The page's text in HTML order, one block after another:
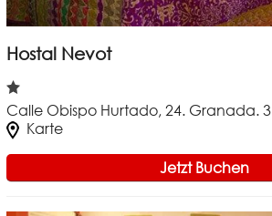
Hostal Nevot
Calle Obispo Hurtado, 24. Granada. 3
Karte
Jetzt Buchen